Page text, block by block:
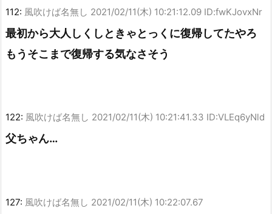
112: 風吹けば名無し 2021/02/11(木) 10:21:12.09 ID:fwKJovxNr
最初から大人しくしときゃとっくに復帰してたやろ
もうそこまで復帰する気なさそう
122: 風吹けば名無し 2021/02/11(木) 10:21:41.33 ID:VLEq6yNld
父ちゃん…
127: 風吹けば名無し 2021/02/11(木) 10:22:07.67